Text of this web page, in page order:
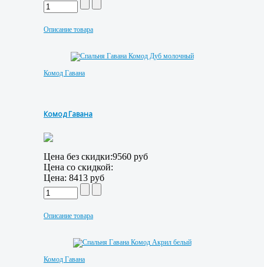
Описание товара
Комод Гавана
Комод Гавана
Цена без скидки:9560 руб
Цена со скидкой:
Цена: 8413 руб
Описание товара
Комод Гавана